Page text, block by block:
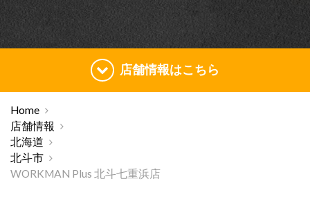
店舗情報はこちら
Home
店舗情報
北海道
北斗市
WORKMAN Plus 北斗七重浜店